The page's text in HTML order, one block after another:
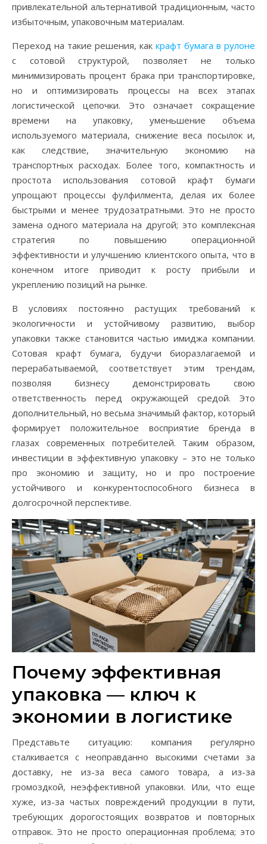
привлекательной альтернативой традиционным, часто
избыточным, упаковочным материалам.
Переход на такие решения, как крафт бумага в рулоне
с сотовой структурой, позволяет не только
минимизировать процент брака при транспортировке,
но и оптимизировать процессы на всех этапах
логистической цепочки. Это означает сокращение
времени на упаковку, уменьшение объема
используемого материала, снижение веса посылок и,
как следствие, значительную экономию на
транспортных расходах. Более того, компактность и
простота использования сотовой крафт бумаги
упрощают процессы фулфилмента, делая их более
быстрыми и менее трудозатратными. Это не просто
замена одного материала на другой; это комплексная
стратегия по повышению операционной
эффективности и улучшению клиентского опыта, что в
конечном итоге приводит к росту прибыли и
укреплению позиций на рынке.
В условиях постоянно растущих требований к
экологичности и устойчивому развитию, выбор
упаковки также становится частью имиджа компании.
Сотовая крафт бумага, будучи биоразлагаемой и
перерабатываемой, соответствует этим трендам,
позволяя бизнесу демонстрировать свою
ответственность перед окружающей средой. Это
дополнительный, но весьма значимый фактор, который
формирует положительное восприятие бренда в
глазах современных потребителей. Таким образом,
инвестиции в эффективную упаковку – это не только
про экономию и защиту, но и про построение
устойчивого и конкурентоспособного бизнеса в
долгосрочной перспективе.
Почему эффективная
упаковка — ключ к
экономии в логистике
Представьте ситуацию: компания регулярно
сталкивается с неоправданно высокими счетами за
доставку, не из-за веса самого товара, а из-за
громоздкой, неэффективной упаковки. Или, что еще
хуже, из-за частых повреждений продукции в пути,
требующих дорогостоящих возвратов и повторных
отправок. Это не просто операционная проблема; это